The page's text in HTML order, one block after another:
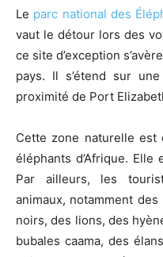
Le parc national des
vaut le détour lors des
ce site d’exception
pays. Il s’étend sur
proximité de Port
Cette zone naturelle est
éléphants d’Afrique.
Par ailleurs, les
animaux, notamment
noirs, des lions, des
bubales caama, des